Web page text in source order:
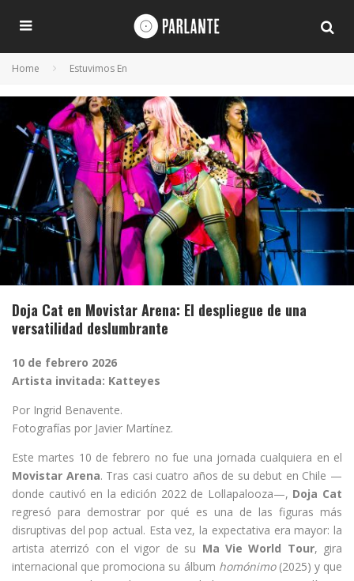
Home Estuvimos En
Doja Cat en Movistar Arena: El despliegue de una
versatilidad deslumbrante
10 de febrero 2026
Artista invitada: Katteyes
Por Ingrid Benavente.
Fotografías por Javier Martínez.
Este martes 10 de febrero no fue una jornada cualquiera en el
Movistar Arena. Tras casi cuatro años de su debut en Chile —
donde cautivó en la edición 2022 de Lollapalooza—, Doja Cat
regresó para demostrar por qué es una de las figuras más
disruptivas del pop actual. Esta vez, la expectativa era mayor: la
artista aterrizó con el vigor de su Ma Vie World Tour, gira
internacional que promociona su álbum homónimo(2025) y que